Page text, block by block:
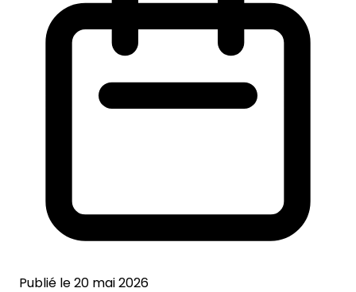
Publié le 20 mai 2026